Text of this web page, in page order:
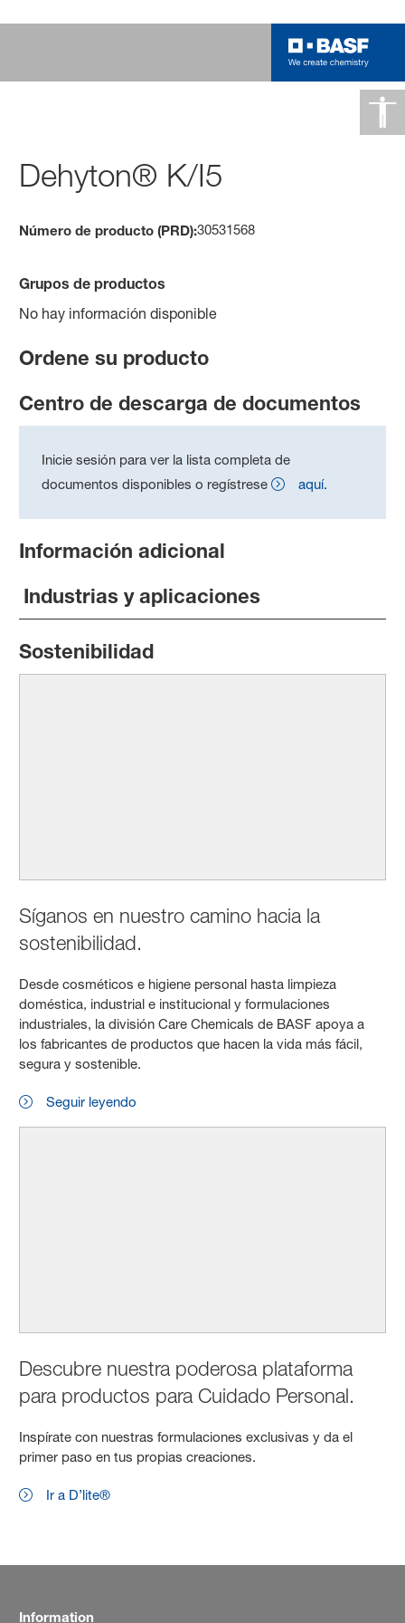
Dehyton® K/I5
Número de producto (PRD):30531568
Grupos de productos
No hay información disponible
Ordene su producto
Centro de descarga de documentos
Inicie sesión para ver la lista completa de
documentos disponibles o regístrese
aquí.
Información adicional
Industrias y aplicaciones
Sostenibilidad
Síganos en nuestro camino hacia la
sostenibilidad.
Desde cosméticos e higiene personal hasta limpieza
doméstica, industrial e institucional y formulaciones
industriales, la división Care Chemicals de BASF apoya a
los fabricantes de productos que hacen la vida más fácil,
segura y sostenible.
Seguir leyendo
Descubre nuestra poderosa plataforma
para productos para Cuidado Personal.
Inspírate con nuestras formulaciones exclusivas y da el
primer paso en tus propias creaciones.
Ir a D’lite®
Information